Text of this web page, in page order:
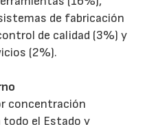
de fabricación
de calidad (3%) y
(2%).
concentración
todo el Estado y